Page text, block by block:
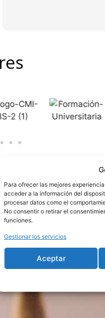
Para ofrecer las mejores
acceder a la información del
procesar datos como el
No consentir o retirar el
funciones.
Gestionar los servicios
Aceptar